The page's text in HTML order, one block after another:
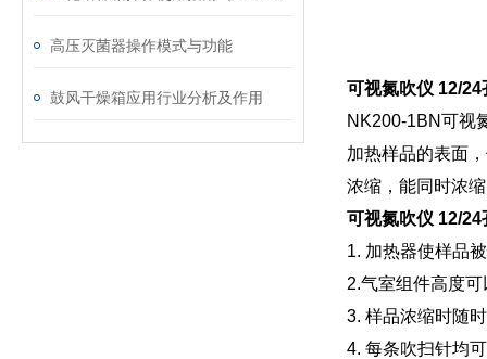
高压灭菌器操作模式与功能
鼓风干燥箱应用行业分析及作用
可视氮吹仪 12/
NK200-1BN可视
加热样品的表面
浓缩，能同时浓
可视氮吹仪 12/
1. 加热器使样品
2.气室组件高度
3. 样品浓缩时随
4. 每条吹扫针均